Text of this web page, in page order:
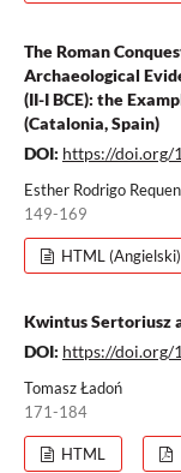
The Roman
Archaeological
(II-I BCE): the
(Catalonia, Spain)
DOI: https://doi.org/
Esther Rodrigo
149-169
HTML (Angielski)
Kwintus Sertoriusz
DOI: https://doi.org/
Tomasz Ładoń
171-184
HTML